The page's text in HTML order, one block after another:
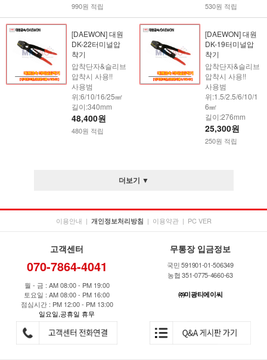
990원 적립 530원 적립
[DAEWON] 대원
DK-22터미널압
착기
압착단자&슬리브
압착시 사용!!
사용범
위:6/10/16/25㎟
길이:340mm
48,400원
480원 적립
[DAEWON] 대원
DK-19터미널압
착기
압착단자&슬리브
압착시 사용!!
사용범
위:1.5/2.5/6/10/1
6㎟
길이:276mm
25,300원
250원 적립
더보기 ▼
이용안내 | 개인정보처리방침 | 이용약관 | PC VER
고객센터
070-7864-4041
월 - 금 : AM 08:00 - PM 19:00
토요일 : AM 08:00 - PM 16:00
점심시간 : PM 12:00 - PM 13:00
일요일,공휴일 휴무
무통장 입금정보
국민 591901-01-506349
농협 351-0775-4660-63
㈜미광티에이씨